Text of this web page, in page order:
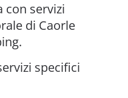
con servizi
di Caorle
specifici